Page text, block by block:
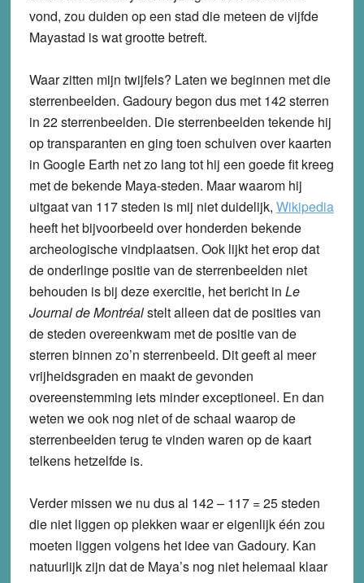
vond, zou duiden op een stad die meteen de vijfde
Mayastad is wat grootte betreft.
Waar zitten mijn twijfels? Laten we beginnen met die
sterrenbeelden. Gadoury begon dus met 142 sterren
in 22 sterrenbeelden. Die sterrenbeelden tekende hij
op transparanten en ging toen schuiven over kaarten
in Google Earth net zo lang tot hij een goede fit kreeg
met de bekende Maya-steden. Maar waarom hij
uitgaat van 117 steden is mij niet duidelijk, Wikipedia
heeft het bijvoorbeeld over honderden bekende
archeologische vindplaatsen. Ook lijkt het erop dat
de onderlinge positie van de sterrenbeelden niet
behouden is bij deze exercitie, het bericht in Le
Journal de Montréalstelt alleen dat de posities van
de steden overeenkwam met de positie van de
sterren binnen zo’n sterrenbeeld. Dit geeft al meer
vrijheidsgraden en maakt de gevonden
overeenstemming iets minder exceptioneel. En dan
weten we ook nog niet of de schaal waarop de
sterrenbeelden terug te vinden waren op de kaart
telkens hetzelfde is.
Verder missen we nu dus al 142 – 117 = 25 steden
die niet liggen op plekken waar er eigenlijk één zou
moeten liggen volgens het idee van Gadoury. Kan
natuurlijk zijn dat de Maya’s nog niet helemaal klaar